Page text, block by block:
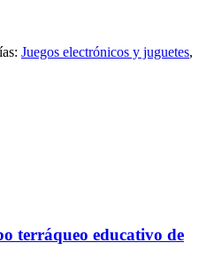
Juegos electrónicos y juguetes,
terráqueo educativo de